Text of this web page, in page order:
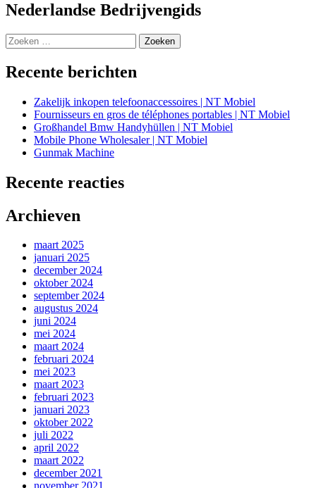
Nederlandse Bedrijvengids
Zoeken
naar:
Recente berichten
Zakelijk inkopen telefoonaccessoires | NT Mobiel
Fournisseurs en gros de téléphones portables | NT Mobiel
Großhandel Bmw Handyhüllen | NT Mobiel
Mobile Phone Wholesaler | NT Mobiel
Gunmak Machine
Recente reacties
Archieven
maart 2025
januari 2025
december 2024
oktober 2024
september 2024
augustus 2024
juni 2024
mei 2024
maart 2024
februari 2024
mei 2023
maart 2023
februari 2023
januari 2023
oktober 2022
juli 2022
april 2022
maart 2022
december 2021